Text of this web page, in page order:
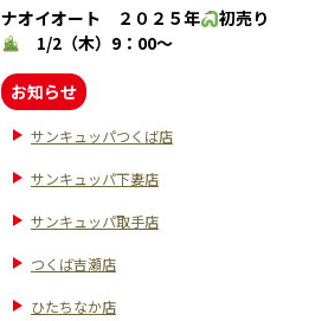
ナオイオート ２０２５年
初売り
1/2（木）9：00～
お知らせ
サンキュッパつくば店
サンキュッパ下妻店
サンキュッパ取手店
つくば吉瀬店
ひたちなか店